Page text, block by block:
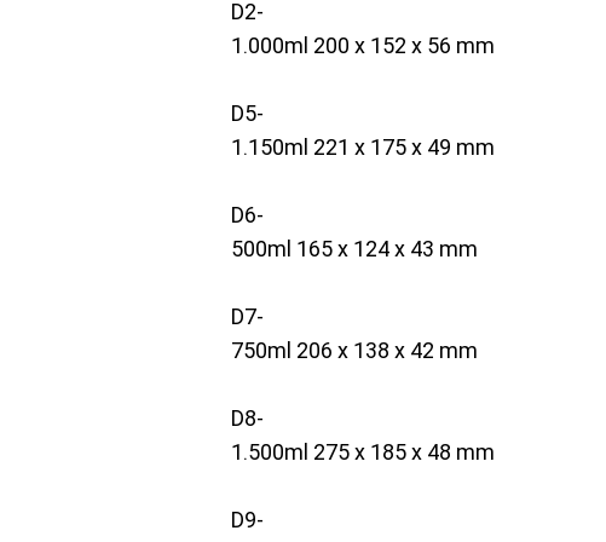
D2-
1.000ml 200 x 152 x 56 mm
D5-
1.150ml 221 x 175 x 49 mm
D6-
500ml 165 x 124 x 43 mm
D7-
750ml 206 x 138 x 42 mm
D8-
1.500ml 275 x 185 x 48 mm
D9-